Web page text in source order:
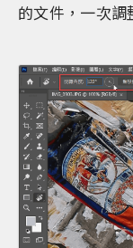
的文件，一次調